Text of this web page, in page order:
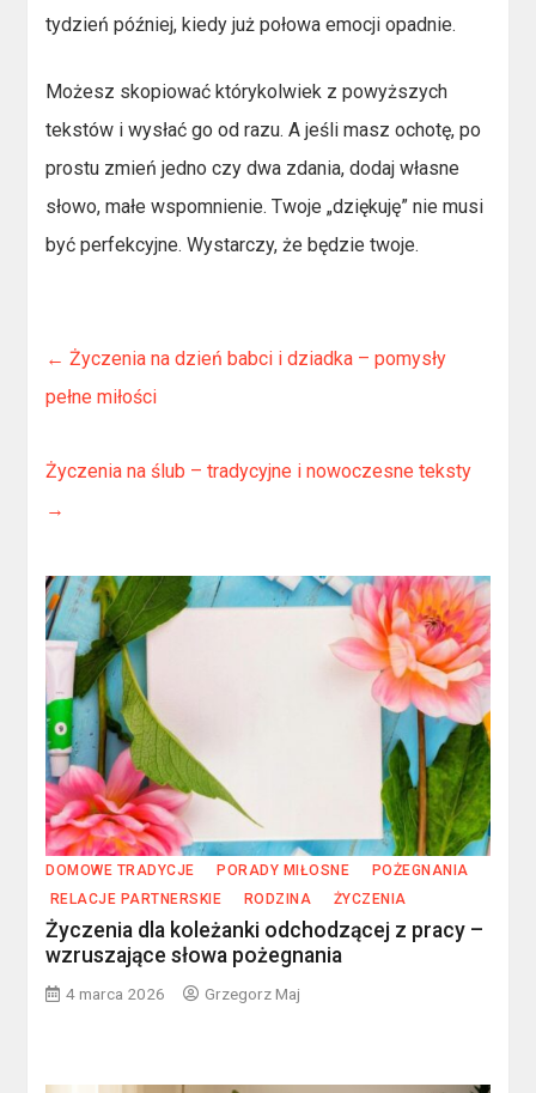
tydzień później, kiedy już połowa emocji opadnie.
Możesz skopiować którykolwiek z powyższych
tekstów i wysłać go od razu. A jeśli masz ochotę, po
prostu zmień jedno czy dwa zdania, dodaj własne
słowo, małe wspomnienie. Twoje „dziękuję” nie musi
być perfekcyjne. Wystarczy, że będzie twoje.
← Życzenia na dzień babci i dziadka – pomysły
pełne miłości
Życzenia na ślub – tradycyjne i nowoczesne teksty
→
DOMOWE TRADYCJE PORADY MIŁOSNE
POŻEGNANIA
RELACJE PARTNERSKIE
RODZINA ŻYCZENIA
Życzenia dla koleżanki odchodzącej z pracy –
wzruszające słowa pożegnania
4 marca 2026 Grzegorz Maj